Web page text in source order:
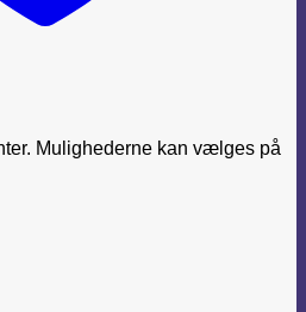
Mulighederne kan vælges på